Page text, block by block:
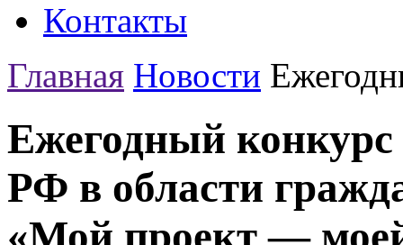
Контакты
Главная Новости
Ежегодный
РФ в области